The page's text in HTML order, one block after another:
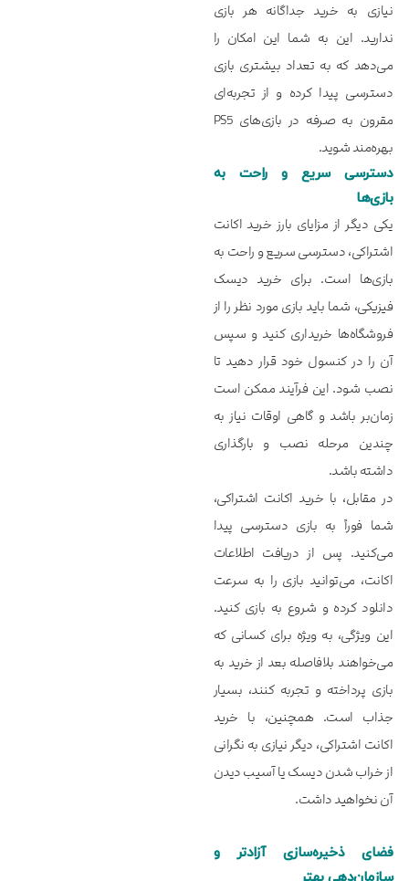
نیازی به خرید جداگانه هر بازی
ندارید. این به شما این امکان را
می‌دهد که به تعداد بیشتری بازی
دسترسی پیدا کرده و از تجربه‌ای
مقرون به صرفه در بازی‌های PS5
بهره‌مند شوید.
دسترسی سریع و راحت به
بازی‌ها
یکی دیگر از مزایای بارز خرید اکانت
اشتراکی، دسترسی سریع و راحت به
بازی‌ها است. برای خرید دیسک
فیزیکی، شما باید بازی مورد نظر را از
فروشگاه‌ها خریداری کنید و سپس
آن را در کنسول خود قرار دهید تا
نصب شود. این فرآیند ممکن است
زمان‌بر باشد و گاهی اوقات نیاز به
چندین مرحله نصب و بارگذاری
داشته باشد.
در مقابل، با خرید اکانت اشتراکی،
شما فوراً به بازی دسترسی پیدا
می‌کنید. پس از دریافت اطلاعات
اکانت، می‌توانید بازی را به سرعت
دانلود کرده و شروع به بازی کنید.
این ویژگی، به ویژه برای کسانی که
می‌خواهند بلافاصله بعد از خرید به
بازی پرداخته و تجربه کنند، بسیار
جذاب است. همچنین، با خرید
اکانت اشتراکی، دیگر نیازی به نگرانی
از خراب شدن دیسک یا آسیب دیدن
آن نخواهید داشت.
فضای ذخیره‌سازی آزادتر و